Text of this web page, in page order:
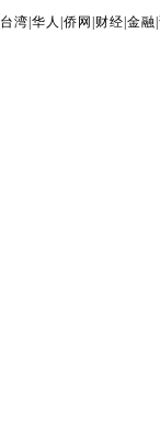
台湾 |华人 |侨网 财经 |金融 |